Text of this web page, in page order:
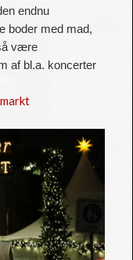
endnu
boder med mad,
være
af bl.a. koncerter